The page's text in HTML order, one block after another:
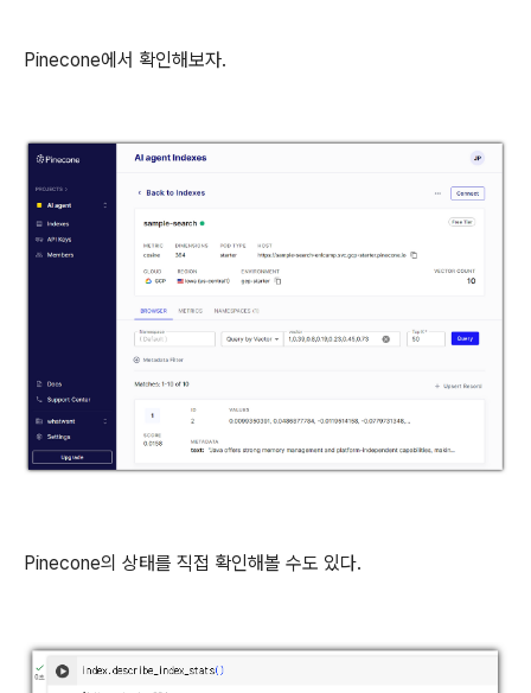
Pinecone에서 확인해보자.
Pinecone의 상태를 직접 확인해볼 수도 있다.